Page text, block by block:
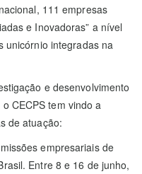
111 empresas
e Inovadoras” a nível
unicórnio integradas na
e desenvolvimento
CECPS tem vindo a
de atuação:
empresariais de
Entre 8 e 16 de junho,